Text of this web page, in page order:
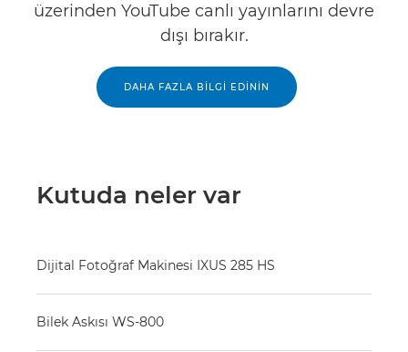
üzerinden YouTube canlı yayınlarını devre
dışı bırakır.
DAHA FAZLA BİLGİ EDİNİN
Kutuda neler var
Dijital Fotoğraf Makinesi IXUS 285 HS
Bilek Askısı WS-800